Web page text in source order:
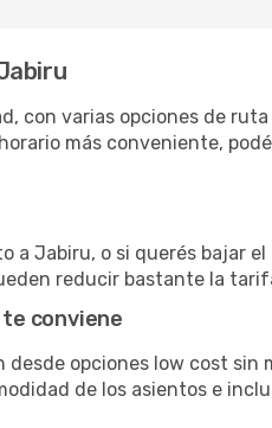
con varias opciones de
más conveniente,
a Jabiru, o si querés bajar
reducir bastante la
conviene
desde opciones low cost
de los asientos e